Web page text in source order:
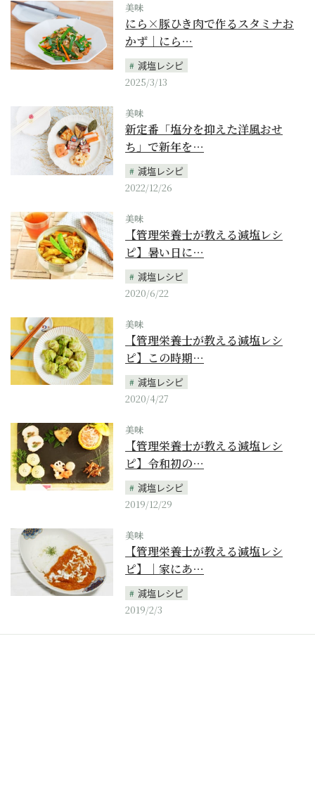
美味
にら×豚ひき肉で作るスタミナお
かず｜にら…
減塩レシピ
2025/3/13
美味
新定番「塩分を抑えた洋風おせ
ち」で新年を…
減塩レシピ
2022/12/26
美味
【管理栄養士が教える減塩レシ
ピ】暑い日に…
減塩レシピ
2020/6/22
美味
【管理栄養士が教える減塩レシ
ピ】この時期…
減塩レシピ
2020/4/27
美味
【管理栄養士が教える減塩レシ
ピ】令和初の…
減塩レシピ
2019/12/29
美味
【管理栄養士が教える減塩レシ
ピ】｜家にあ…
減塩レシピ
2019/2/3